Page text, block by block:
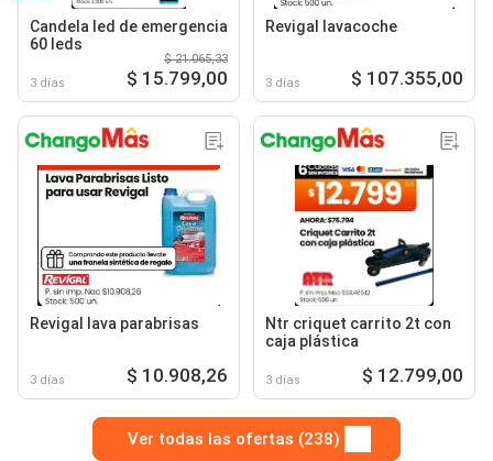
Candela led de emergencia
60 leds
3 días
$ 21.065,33
$ 15.799,00
Revigal lavacoche
3 días $ 107.355,00
Revigal lava parabrisas
3 días $ 10.908,26
Ntr criquet carrito 2t con
caja plástica
3 días $ 12.799,00
Ver todas las ofertas (238)